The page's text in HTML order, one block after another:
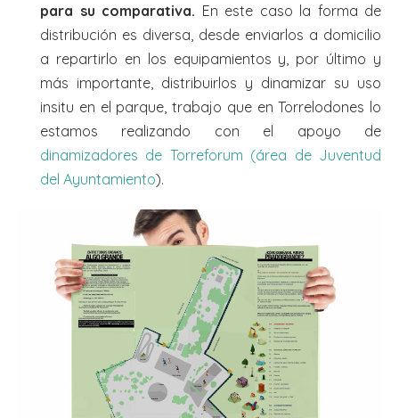
para su comparativa. En este caso la forma de
distribución es diversa, desde enviarlos a domicilio
a repartirlo en los equipamientos y, por último y
más importante, distribuirlos y dinamizar su uso
insitu en el parque, trabajo que en Torrelodones lo
estamos realizando con el apoyo de
dinamizadores de Torreforum (área de Juventud
del Ayuntamiento).